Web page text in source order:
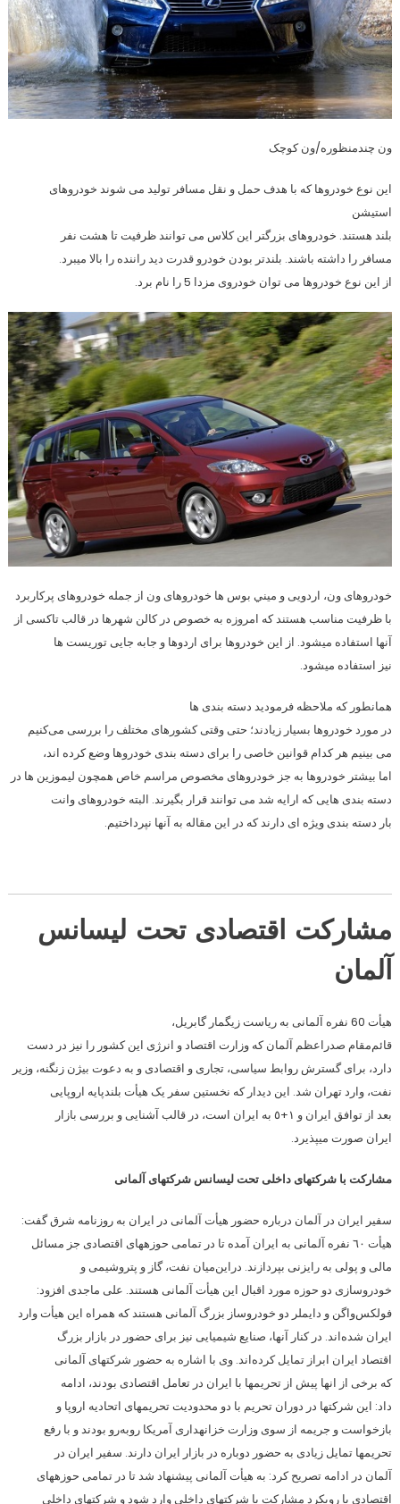
ون چندمنظوره/ون کوچک
این نوع خودروها که با هدف حمل و نقل مسافر توليد می شوند خودروهای
استیشن
بلند هستند. خودروهای بزرگتر این کلاس می توانند ظرفیت تا هشت نفر
مسافر را داشته باشند. بلندتر بودن خودرو قدرت دید راننده را بالا میبرد.
از این نوع خودروها می توان خودروی مزدا 5 را نام برد.
خودروهای ون، اردویی و ميني بوس ها خودروهای ون از جمله خودروهای پرکاربرد
با ظرفیت مناسب هستند که امروزه به خصوص در کالن شهرها در قالب تاکسی از
آنها استفاده میشود. از این خودروها برای اردوها و جابه جایی توریست ها
نیز استفاده میشود.
همانطور که ملاحظه فرمودید دسته بندی ها
در مورد خودروها بسیار زیادند؛ حتی وقتی کشورهای مختلف را بررسی می‌کنیم
می بینیم هر کدام قوانین خاصی را برای دسته بندی خودروها وضع کرده اند،
اما بیشتر خودروها به جز خودروهای مخصوص مراسم خاص همچون لیموزین ها در
دسته بندی هایی که ارایه شد می توانند قرار بگیرند. البته خودروهای وانت
بار دسته بندی ویژه ای دارند که در این مقاله به آنها نپرداختیم.
مشارکت اقتصادی تحت لیسانس
آلمان
هیأت 60 نفره آلمانی به ریاست زیگمار گابریل،
قائم‌مقام صدراعظم آلمان که وزارت اقتصاد و انرژی این کشور را نیز در دست
دارد، برای گسترش روابط سیاسی، تجاری و اقتصادی و به دعوت بیژن زنگنه، وزیر
نفت، وارد تهران شد. این دیدار که نخستین سفر یک هیأت بلندپایه اروپایی
بعد از توافق ایران و ١+٥ به ایران است، در قالب آشنایی و بررسی بازار
ایران صورت می‏پذیرد.
مشارکت با شرکت‏های داخلی تحت لیسانس شرکت‏های آلمانی
سفیر ایران در آلمان درباره حضور هیأت آلمانی در ایران به روزنامه شرق گفت:
هیأت ٦٠ نفره آلمانی به ایران آمده تا در تمامی حوزه‏های اقتصادی جز مسائل
مالی و پولی به رایزنی بپردازند. دراین‌میان نفت، گاز و پتروشیمی و
خودروسازی دو حوزه مورد اقبال این هیأت آلمانی هستند. علی ماجدی افزود:
فولکس‌واگن و دایملر دو خودروساز بزرگ آلمانی هستند که همراه این هیأت وارد
ایران شده‌اند. در کنار آنها، صنایع شیمیایی نیز برای حضور در بازار بزرگ
اقتصاد ایران ابراز تمایل کرده‌اند. وی با اشاره به حضور شرکت‏های آلمانی
که برخی از انها پیش از تحریم‏ها با ایران در تعامل اقتصادی بودند، ادامه
داد: این شرکت‏ها در دوران تحریم با دو محدودیت تحریم‏های اتحادیه اروپا و
بازخواست و جریمه از سوی وزارت خزانه‏داری آمریکا روبه‌رو بود‏ند و با رفع
تحریم‏ها تمایل زیادی به حضور دوباره در بازار ایران دارند. سفیر ایران در
آلمان در ادامه تصریح کرد: به هیأت آلمانی پیشنهاد شد تا در تمامی حوزه‏های
اقتصادی با رویکرد مشارکت با شرکت‏های داخلی وارد شود و شرکت‏های داخلی